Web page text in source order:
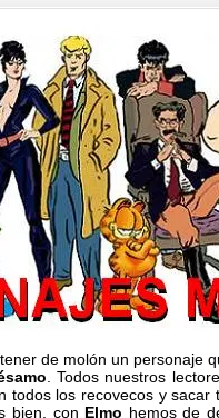
de molón un personaje
. Todos nuestros
todos los recovecos y
bien, con Elmo hemos de